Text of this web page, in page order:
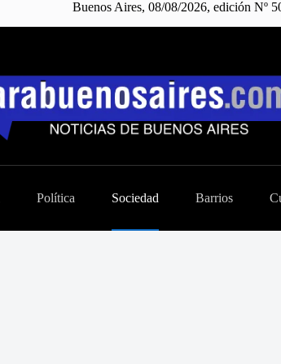
Buenos Aires, 08/08/2026, edición Nº
Política Sociedad Barrios